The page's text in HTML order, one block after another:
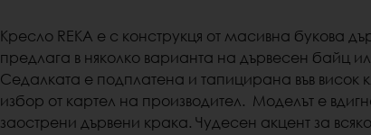
Кресло REKA е с конструкця от масивна букова
предлага в няколко варианта на дървесен байц
Седалката е подплатена и тапицирана във висок
избор от картел на производител. Моделът е
заострени дървени крака. Чудесен акцент за